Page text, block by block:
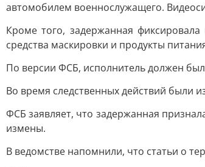
автомобилем военнослужащего.
Кроме того, задержанная
средства маскировки и продукты
По версии ФСБ, исполнитель должен
Во время следственных действий были
ФСБ заявляет, что задержанная
измены.
В ведомстве напомнили, что статьи о